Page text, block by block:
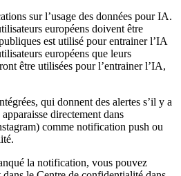
sur l’usage des données pour IA.
européens doivent être
est utilisé pour entrainer l’IA
européens que leurs
être utilisées pour l’entrainer l’IA,
qui donnent des alertes s’il y a
directement dans
comme notification push ou
la notification, vous pouvez